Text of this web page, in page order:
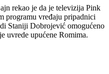
rekao je da je televizija Pink
programu vređaju pripadnici
Staniji Dobrojević omogućeno
uvrede upućene Romima.